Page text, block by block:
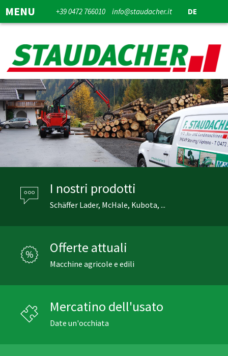
MENU +39 0472 766010 info@staudacher.it DE
I nostri prodotti
Schäffer Lader, McHale, Kubota, ...
Offerte attuali
Macchine agricole e edili
Mercatino dell'usato
Date un'occhiata